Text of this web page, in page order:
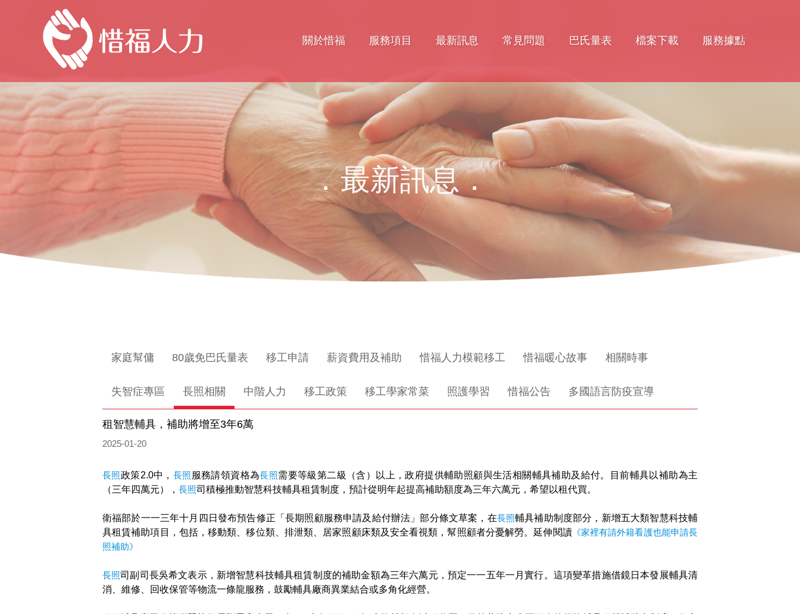
關於惜福 服務項目 最新訊息 常見問題 巴氏量表 檔案下載 服務據點
．最新訊息．
家庭幫傭 80歲免巴氏量表 移工申請 薪資費用及補助 惜福人力模範移工 惜福暖心故事 相關時事
失智症專區 長照相關 中階人力 移工政策 移工學家常菜 照護學習 惜福公告 多國語言防疫宣導
租智慧輔具，補助將增至3年6萬
2025-01-20
長照政策2.0中， 長照 服務請領資格為長照需要等級第二級（含）以上，政府提供輔助照顧與生活相關輔具補助及給付。目前輔具以補助為主
（三年四萬元）， 長照司積極推動智慧科技輔具租賃制度，預計從明年起提高補助額度為三年六萬元，希望以租代買。
衛福部於一一三年十月四日發布預告修正「長期照顧服務申請及給付辦法」部分條文草案，在長照輔具補助制度部分，新增五大類智慧科技輔
具租賃補助項目，包括，移動類、移位類、排泄類、居家照顧床類及安全看視類，幫照顧者分憂解勞。延伸閱讀《家裡有請外籍看護也能申請長
照補助​》
長照司副司長吳希文表示，新增智慧科技輔具租賃制度的補助金額為三年六萬元，預定一一五年一月實行。這項變革措施借鏡日本發展輔具清
消、維修、回收保管等物流一條龍服務，鼓勵輔具廠商異業結合或多角化經營。